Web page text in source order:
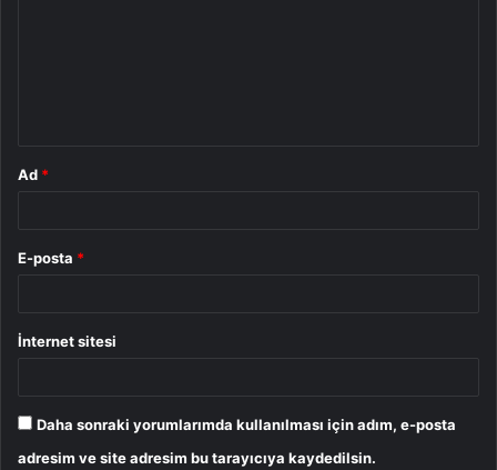
Ad *
E-posta *
İnternet sitesi
Daha sonraki yorumlarımda kullanılması için adım, e-posta
adresim ve site adresim bu tarayıcıya kaydedilsin.